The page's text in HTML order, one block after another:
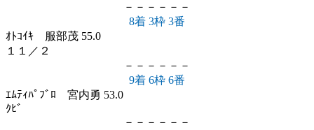
－－－－－－
8着 3枠 3番
ｵﾄｺｲｷ 服部茂 55.0
１１／２
－－－－－－
9着 6枠 6番
ｴﾑﾃｨﾊﾟﾌﾞﾛ 宮内勇 53.0
ｸﾋﾞ
－－－－－－